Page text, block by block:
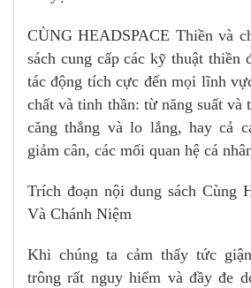
CÙNG HEADSPACE Thiền và
sách cung cấp các kỹ thuật thiền
tác động tích cực đến mọi lĩnh
chất và tinh thần: từ năng suất và
căng thẳng và lo lắng, hay cả
giảm cân, các mối quan hệ cá
Trích đoạn nội dung sách Cùng
Và Chánh Niệm
Khi chúng ta cảm thấy tức
trông rất nguy hiểm và đầy đe